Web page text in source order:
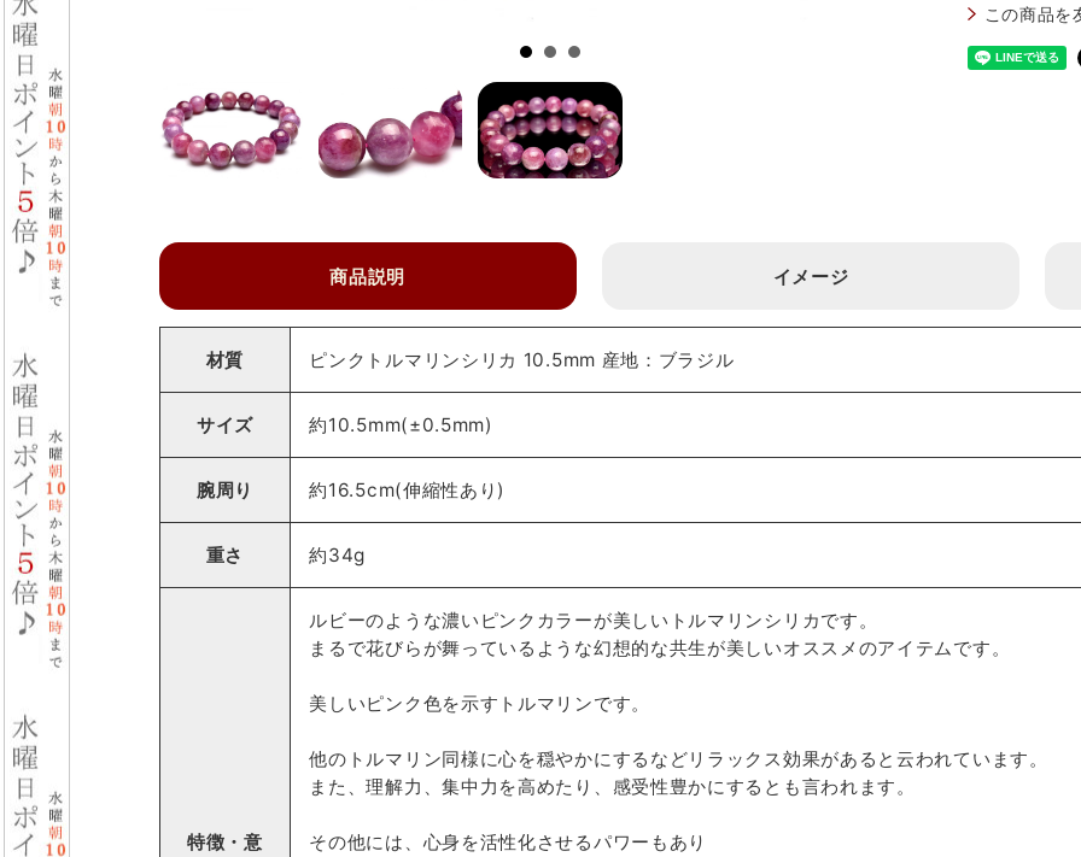
この商品を
商品説明 イメージ
材質 ピンクトルマリンシリカ 10.5mm 産地：ブラジル
サイズ 約10.5mm(±0.5mm)
腕周り 約16.5cm(伸縮性あり)
重さ 約34g
特徴・意
ルビーのような濃いピンクカラーが美しいトルマリンシリカです。
まるで花びらが舞っているような幻想的な共生が美しいオススメのアイテムです。
美しいピンク色を示すトルマリンです。
他のトルマリン同様に心を穏やかにするなどリラックス効果があると云われています。
また、理解力、集中力を高めたり、感受性豊かにするとも言われます。
その他には、心身を活性化させるパワーもあり